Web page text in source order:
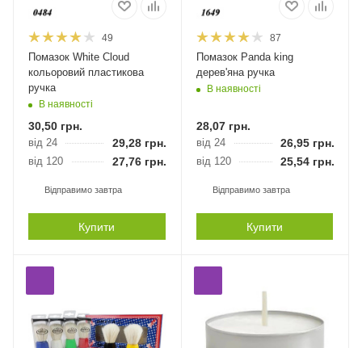
49
Помазок White Cloud
кольоровий пластикова
ручка
В наявності
30,50 грн.
від 24 29,28 грн.
від 120 27,76 грн.
Відправимо завтра
Купити
87
Помазок Panda king
дерев'яна ручка
В наявності
28,07грн.
від 24 26,95грн.
від 120 25,54грн.
Відправимо завтра
Купити